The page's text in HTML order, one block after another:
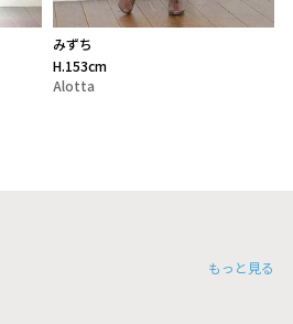
みずち
H.153cm
Alotta
もっと見る